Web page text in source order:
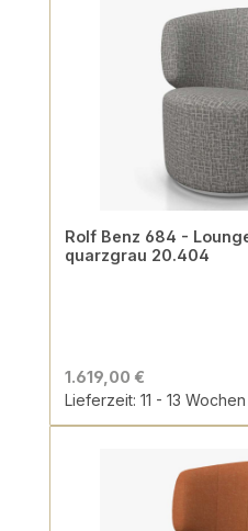
Rolf Benz 684 -
quarzgrau 20.404
1.619,00 €
Lieferzeit: 11 - 13 Wochen